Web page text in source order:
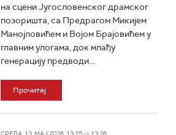
на сцени Југословенског драмског
позоришта, са Предрагом Микијем
Манојловићем и Војом Брајовићем у
главним улогама, док млађу
генерацију предводи...
Прочитај